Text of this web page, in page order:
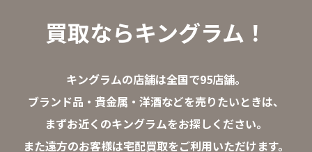
買取ならキングラム！
キングラムの店舗は全国で95店舗。
ブランド品・貴金属・洋酒などを売りたいときは、
まずお近くのキングラムをお探しください。
また遠方のお客様は宅配買取をご利用いただけます。